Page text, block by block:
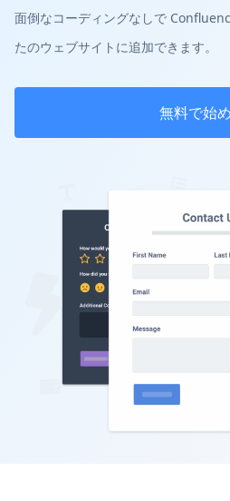
面倒なコーディングなしで
たのウェブサイトに追加できます。
無料で始